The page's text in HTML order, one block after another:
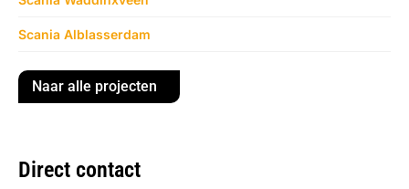
Scania Alblasserdam
Naar alle projecten
Direct contact